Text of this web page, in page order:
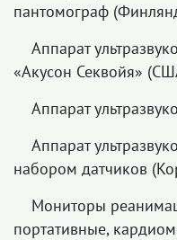
пантомограф
Аппарат
«Акусон Секвойя»
Аппарат
Аппарат
набором датчиков
Мониторы
портативные,